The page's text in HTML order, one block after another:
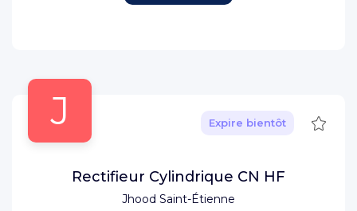
J
Jhood Saint-Étienne
Expire bientôt
Rectifieur Cylindrique CN HF